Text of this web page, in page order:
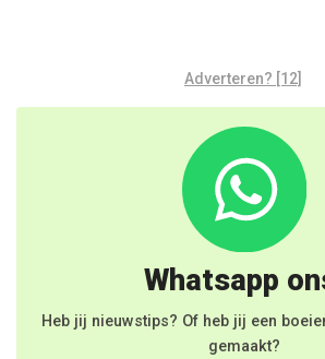
Adverteren? [12]
Whatsapp
Heb jij nieuwstips? Of heb jij een
gemaakt?